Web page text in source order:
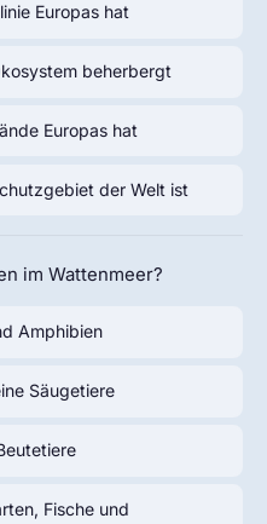
Europas hat
beherbergt
Europas hat
der Welt ist
im Wattenmeer?
Amphibien
Säugetiere
Fische und